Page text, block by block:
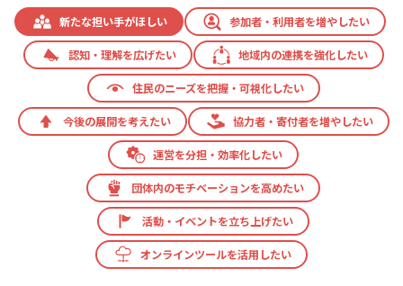
新たな担い手がほしい 参加者・利用者を増やしたい
認知・理解を広げたい 地域内の連携を強化したい
住民のニーズを把握・可視化したい
今後の展開を考えたい 協力者・寄付者を増やしたい
運営を分担・効率化したい
団体内のモチベーションを高めたい
活動・イベントを立ち上げたい
オンラインツールを活用したい